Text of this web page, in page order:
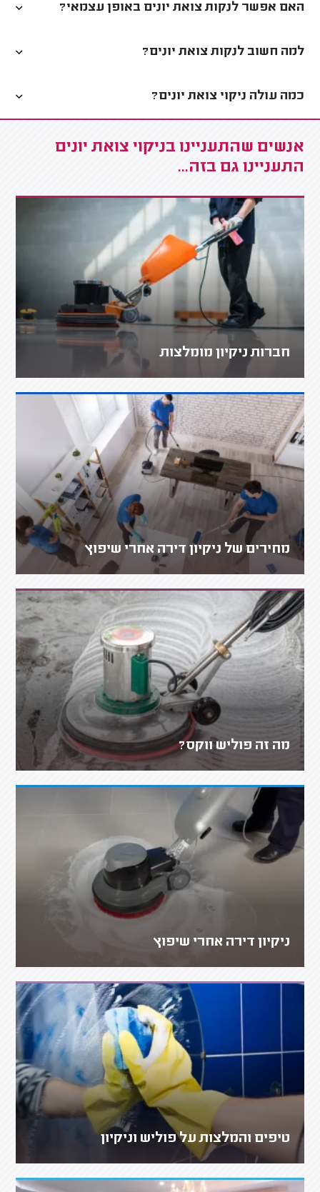
האם אפשר לנקות צואת יונים באופן עצמאי?
למה חשוב לנקות צואת יונים?
כמה עולה ניקוי צואת יונים?
אנשים שהתעניינו בניקוי צואת יונים
התעניינו גם בזה...
חברות ניקיון מומלצות
מחירים של ניקיון דירה אחרי שיפוץ
מה זה פוליש ווקס?
ניקיון דירה אחרי שיפוץ
טיפים והמלצות על פוליש וניקיון